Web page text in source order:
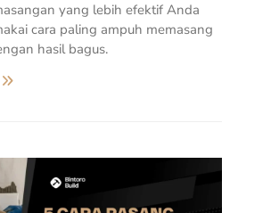
yang lebih efektif Anda
cara paling ampuh memasang
hasil bagus.